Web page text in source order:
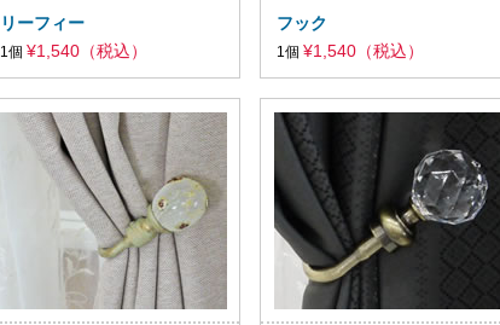
リーフィー
1個 ¥1,540（税込）
フック
1個 ¥1,540（税込）